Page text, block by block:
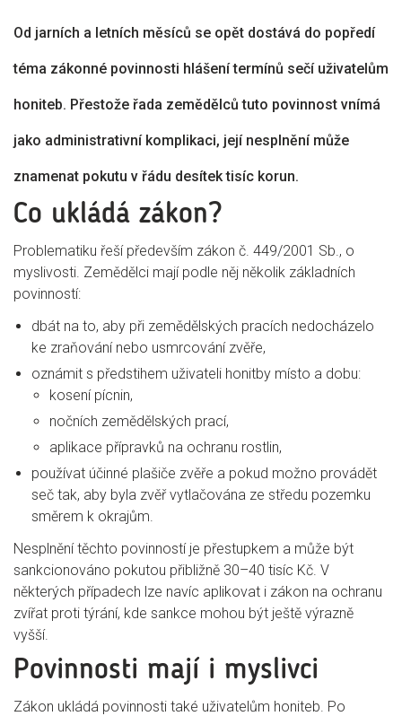
Od jarních a letních měsíců se opět dostává do popředí
téma zákonné povinnosti hlášení termínů sečí uživatelům
honiteb. Přestože řada zemědělců tuto povinnost vnímá
jako administrativní komplikaci, její nesplnění může
znamenat pokutu v řádu desítek tisíc korun.
Co ukládá zákon?
Problematiku řeší především zákon č. 449/2001 Sb., o
myslivosti. Zemědělci mají podle něj několik základních
povinností:
dbát na to, aby při zemědělských pracích nedocházelo
ke zraňování nebo usmrcování zvěře,
oznámit s předstihem uživateli honitby místo a dobu:
kosení pícnin,
nočních zemědělských prací,
aplikace přípravků na ochranu rostlin,
používat účinné plašiče zvěře a pokud možno provádět
seč tak, aby byla zvěř vytlačována ze středu pozemku
směrem k okrajům.
Nesplnění těchto povinností je přestupkem a může být
sankcionováno pokutou přibližně 30–40 tisíc Kč. V
některých případech lze navíc aplikovat i zákon na ochranu
zvířat proti týrání, kde sankce mohou být ještě výrazně
vyšší.
Povinnosti mají i myslivci
Zákon ukládá povinnosti také uživatelům honiteb. Po